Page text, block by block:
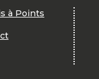
à Points